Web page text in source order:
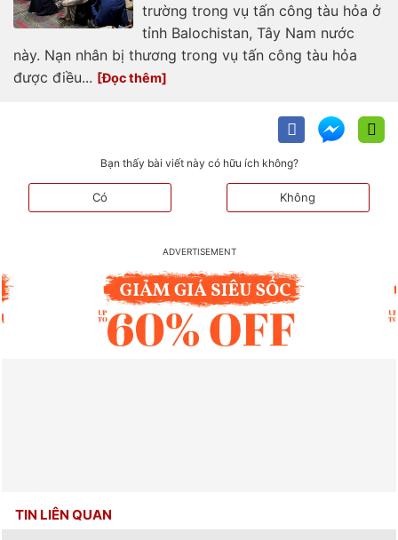
trường trong vụ tấn công tàu hỏa ở
tỉnh Balochistan, Tây Nam nước
này. Nạn nhân bị thương trong vụ tấn công tàu hỏa
được điều...
Bạn thấy bài viết này có hữu ích không?
Có Không
TIN LIÊN QUAN